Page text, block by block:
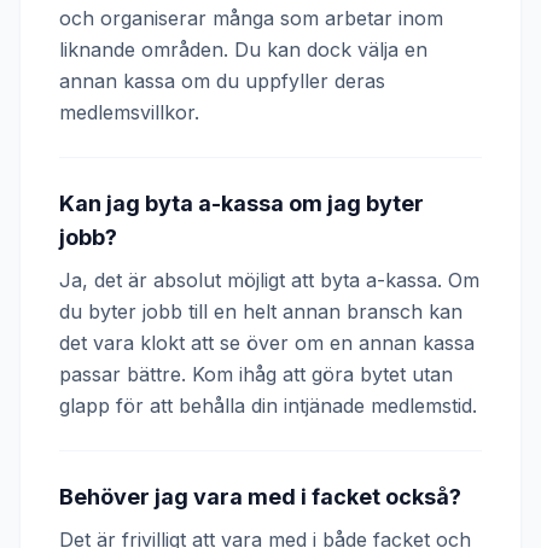
och organiserar många som arbetar inom
liknande områden. Du kan dock välja en
annan kassa om du uppfyller deras
medlemsvillkor.
Kan jag byta a-kassa om jag byter
jobb?
Ja, det är absolut möjligt att byta a-kassa. Om
du byter jobb till en helt annan bransch kan
det vara klokt att se över om en annan kassa
passar bättre. Kom ihåg att göra bytet utan
glapp för att behålla din intjänade medlemstid.
Behöver jag vara med i facket också?
Det är frivilligt att vara med i både facket och